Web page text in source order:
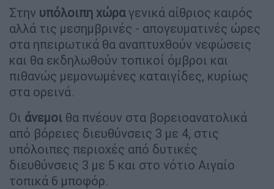
Στην υπόλοιπη χώραγενικά αίθριος καιρός
αλλά τις μεσημβρινές - απογευματινές ώρες
στα ηπειρωτικά θα αναπτυχθούν νεφώσεις
και θα εκδηλωθούν τοπικοί όμβροι και
πιθανώς μεμονωμένες καταιγίδες, κυρίως
στα ορεινά.
Οι άνεμοι θα πνέουν στα βορειοανατολικά
από βόρειες διευθύνσεις 3 με 4, στις
υπόλοιπες περιοχές από δυτικές
διευθύνσεις 3 με 5 και στο νότιο Αιγαίο
τοπικά 6 μποφόρ.